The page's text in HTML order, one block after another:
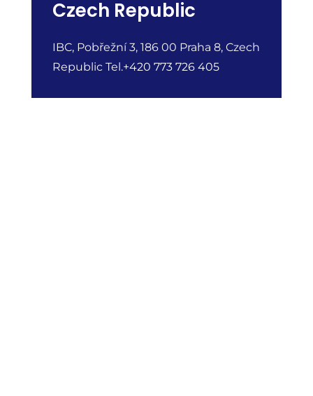
Czech Republic
IBC, Pobřežní 3, 186 00 Praha 8, Czech
Republic Tel.+420 773 726 405